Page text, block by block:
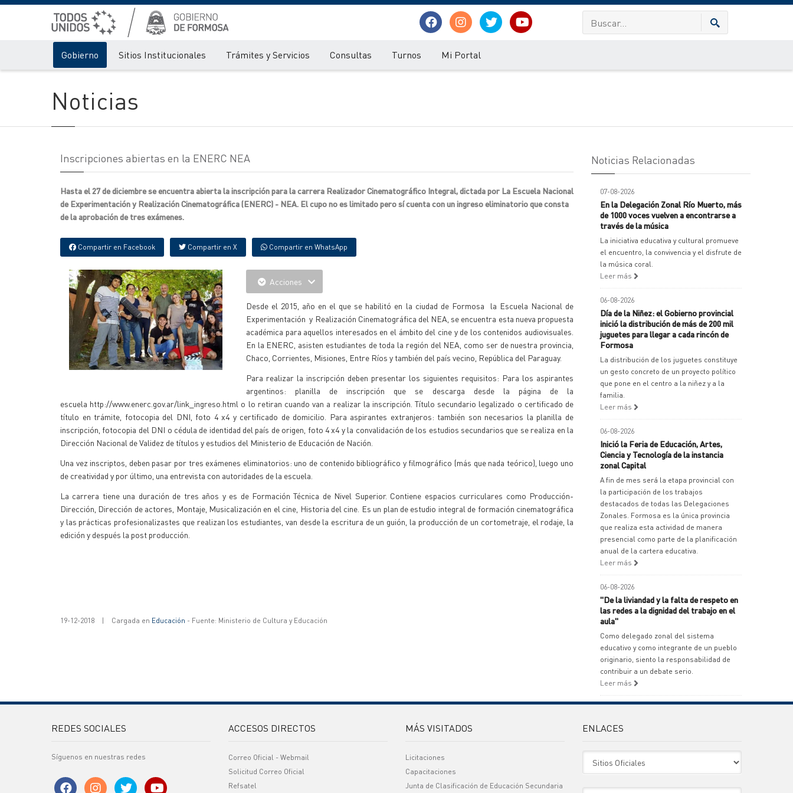
Gobierno Sitios Institucionales Trámites y Servicios Consultas Turnos Mi Portal
Noticias
Inscripciones abiertas en la ENERC NEA
Hasta el 27 de diciembre se encuentra abierta la inscripción para la carrera Realizador Cinematográfico Integral, dictada por La Escuela Nacional
de Experimentación y Realización Cinematográfica (ENERC) - NEA. El cupo no es limitado pero sí cuenta con un ingreso eliminatorio que consta
de la aprobación de tres exámenes.
Compartir en Facebook Compartir en X Compartir en WhatsApp
Acciones
Desde el 2015, año en el que se habilitó en la ciudad de Formosa la Escuela Nacional de
Experimentación y Realización Cinematográfica del NEA, se encuentra esta nueva propuesta
académica para aquellos interesados en el ámbito del cine y de los contenidos audiovisuales.
En la ENERC, asisten estudiantes de toda la región del NEA, como ser de nuestra provincia,
Chaco, Corrientes, Misiones, Entre Ríos y también del país vecino, República del Paraguay.
Para realizar la inscripción deben presentar los siguientes requisitos: Para los aspirantes
argentinos: planilla de inscripción que se descarga desde la página de la
escuela http://www.enerc.gov.ar/link_ingreso.html o lo retiran cuando van a realizar la inscripción. Título secundario legalizado o certificado de
título en trámite, fotocopia del DNI, foto 4 x4 y certificado de domicilio. Para aspirantes extranjeros: también son necesarios la planilla de
inscripción, fotocopia del DNI o cédula de identidad del país de origen, foto 4 x4 y la convalidación de los estudios secundarios que se realiza en la
Dirección Nacional de Validez de títulos y estudios del Ministerio de Educación de Nación.
Una vez inscriptos, deben pasar por tres exámenes eliminatorios: uno de contenido bibliográfico y filmográfico (más que nada teórico), luego uno
de creatividad y por último, una entrevista con autoridades de la escuela.
La carrera tiene una duración de tres años y es de Formación Técnica de Nivel Superior. Contiene espacios curriculares como Producción-
Dirección, Dirección de actores, Montaje, Musicalización en el cine, Historia del cine. Es un plan de estudio integral de formación cinematográfica
y las prácticas profesionalizastes que realizan los estudiantes, van desde la escritura de un guión, la producción de un cortometraje, el rodaje, la
edición y después la post producción.
19-12-2018 | Cargada en Educación - Fuente: Ministerio de Cultura y Educación
Noticias Relacionadas
07-08-2026
En la Delegación Zonal Río Muerto, más
de 1000 voces vuelven a encontrarse a
través de la música
La iniciativa educativa y cultural promueve
el encuentro, la convivencia y el disfrute de
la música coral.
Leer más
06-08-2026
Día de la Niñez: el Gobierno provincial
inició la distribución de más de 200 mil
juguetes para llegar a cada rincón de
Formosa
La distribución de los juguetes constituye
un gesto concreto de un proyecto político
que pone en el centro a la niñez y a la
familia.
Leer más
06-08-2026
Inició la Feria de Educación, Artes,
Ciencia y Tecnología de la instancia
zonal Capital
A fin de mes será la etapa provincial con
la participación de los trabajos
destacados de todas las Delegaciones
Zonales. Formosa es la única provincia
que realiza esta actividad de manera
presencial como parte de la planificación
anual de la cartera educativa.
Leer más
06-08-2026
"De la liviandad y la falta de respeto en
las redes a la dignidad del trabajo en el
aula"
Como delegado zonal del sistema
educativo y como integrante de un pueblo
originario, siento la responsabilidad de
contribuir a un debate serio.
Leer más
REDES SOCIALES
Síguenos en nuestras redes
ACCESOS DIRECTOS
Correo Oficial - Webmail
Solicitud Correo Oficial
Refsatel
MÁS VISITADOS
Licitaciones
Capacitaciones
Junta de Clasificación de Educación Secundaria
ENLACES